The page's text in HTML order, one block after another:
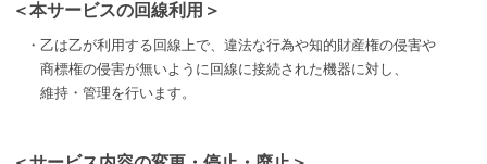
＜本サービスの回線利用＞
・乙は乙が利用する回線上で、違法な行為や知的財産権の侵害や
商標権の侵害が無いように回線に接続された機器に対し、
維持・管理を行います。